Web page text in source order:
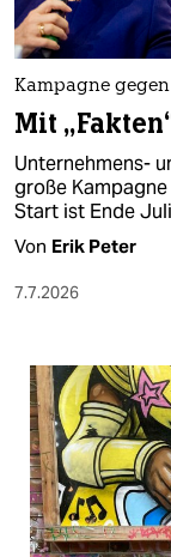
Kampagne
Mit
Unternehmens-
große
Start ist Ende
Von Erik Peter
7.7.2026